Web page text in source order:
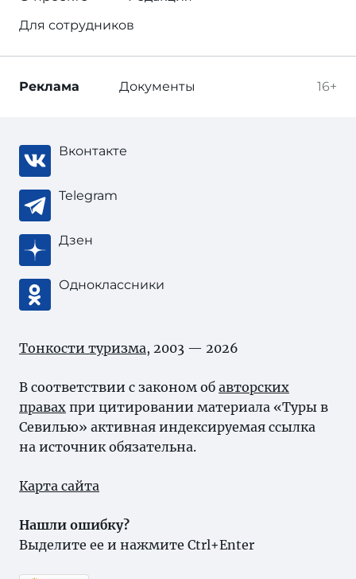
Для сотрудников
16+
Реклама Документы
Вконтакте
Telegram
Дзен
Одноклассники
Тонкости туризма, 2003 — 2026
В соответствии с законом об авторских
правах при цитировании материала «Туры в
Севилью» активная индексируемая ссылка
на источник обязательна.
Карта сайта
Нашли ошибку?
Выделите ее и нажмите Ctrl+Enter